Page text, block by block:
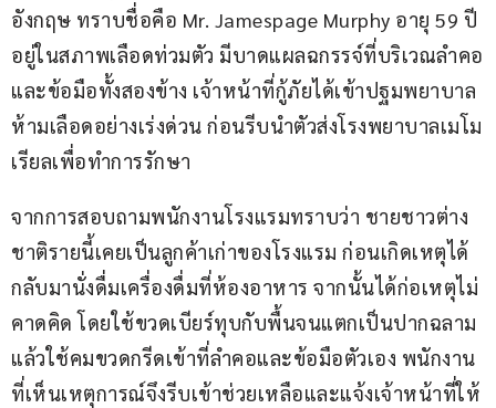
อังกฤษ ทราบชื่อคือ Mr. Jamespage Murphy อายุ 59 ปี
อยู่ในสภาพเลือดท่วมตัว มีบาดแผลฉกรรจ์ที่บริเวณลำคอ
และข้อมือทั้งสองข้าง เจ้าหน้าที่กู้ภัยได้เข้าปฐมพยาบาล
ห้ามเลือดอย่างเร่งด่วน ก่อนรีบนำตัวส่งโรงพยาบาลเมโม
เรียลเพื่อทำการรักษา
จากการสอบถามพนักงานโรงแรมทราบว่า ชายชาวต่าง
ชาติรายนี้เคยเป็นลูกค้าเก่าของโรงแรม ก่อนเกิดเหตุได้
กลับมานั่งดื่มเครื่องดื่มที่ห้องอาหาร จากนั้นได้ก่อเหตุไม่
คาดคิด โดยใช้ขวดเบียร์ทุบกับพื้นจนแตกเป็นปากฉลาม
แล้วใช้คมขวดกรีดเข้าที่ลำคอและข้อมือตัวเอง พนักงาน
ที่เห็นเหตุการณ์จึงรีบเข้าช่วยเหลือและแจ้งเจ้าหน้าที่ให้